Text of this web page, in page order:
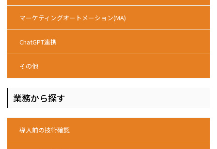
マーケティングオートメーション(MA)
ChatGPT連携
その他
業務から探す
導入前の技術確認